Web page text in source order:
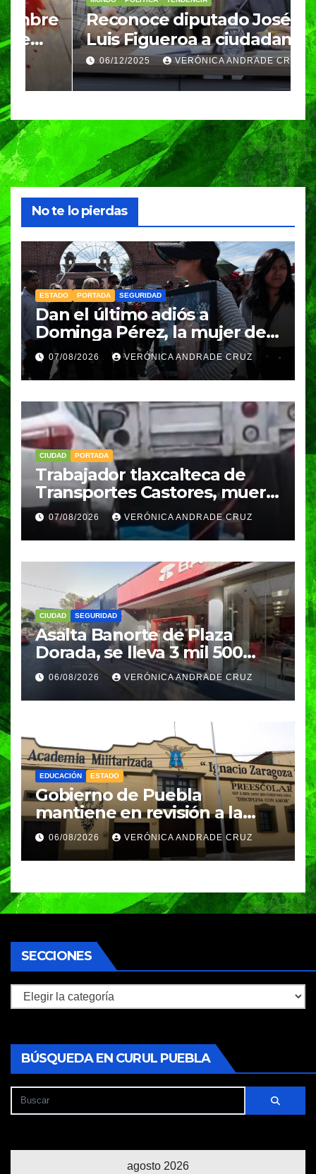
Reconoce diputado José
Luis Figueroa a ciudadanas y
ciudadanos que
contribuyeron a generar y
enriquecer iniciativas
06/12/2025 VERÓNICA ANDRADE CRUZ
No te lo pierdas
ESTADO PORTADA SEGURIDAD
Dan el último adiós a
Dominga Pérez, la mujer de
83 años asesinada durante
un asalto en Amozoc
07/08/2026 VERÓNICA ANDRADE CRUZ
CIUDAD PORTADA
Trabajador tlaxcalteca de
Transportes Castores, muere
aplastado por azulejos en
Puebla
07/08/2026 VERÓNICA ANDRADE CRUZ
CIUDAD SEGURIDAD
Asalta Banorte de Plaza
Dorada, se lleva 3 mil 500
pesos
06/08/2026 VERÓNICA ANDRADE CRUZ
EDUCACIÓN ESTADO
Gobierno de Puebla
mantiene en revisión a la
Academia Militarizada para
seguir operando: Armenta
06/08/2026 VERÓNICA ANDRADE CRUZ
SECCIONES
Secciones
BÚSQUEDA EN CURUL PUEBLA
agosto 2026